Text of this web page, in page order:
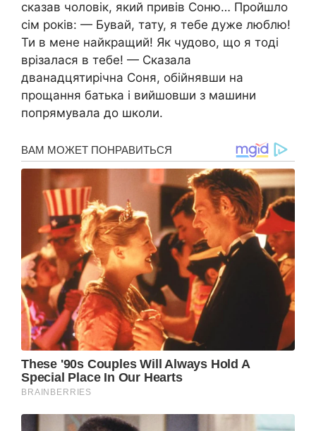
сказав чоловік, який привів Соню… Пройшло
сім років: — Бувай, тату, я тебе дуже люблю!
Ти в мене найкращий! Як чудово, що я тоді
врізалася в тебе! — Сказала
дванадцятирічна Соня, обійнявши на
прощання батька і вийшовши з машини
попрямувала до школи.